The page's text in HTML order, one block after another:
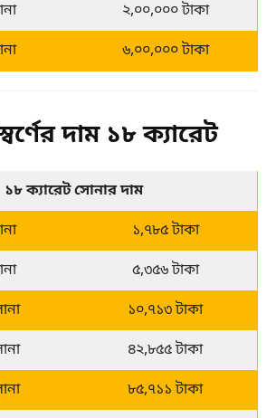
২,০০,০০০ টাকা
৬,০০,০০০ টাকা
দাম ১৮ ক্যারেট
১৮ ক্যারেট সোনার দাম
১,৭৮৫ টাকা
৫,৩৫৬ টাকা
১০,৭১৩ টাকা
৪২,৮৫৫ টাকা
৮৫,৭১১ টাকা